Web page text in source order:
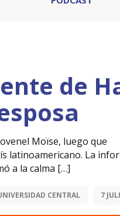
de
Moïse, luego que
latinoamericano. La
a la calma […]
CENTRAL 7